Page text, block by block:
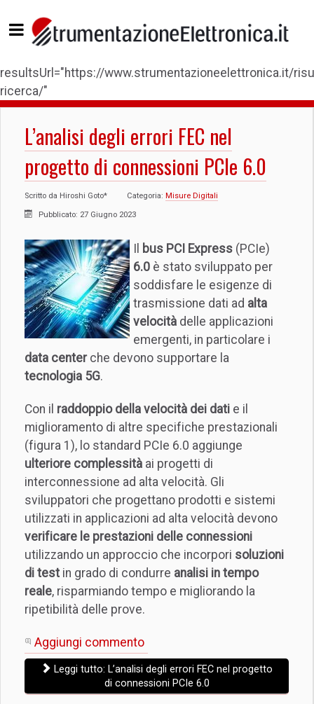
resultsUrl="https://www.strumentazioneelettronica.it/
ricerca/"
L’analisi degli errori FEC nel
progetto di connessioni PCIe 6.0
Scritto da Hiroshi Goto* Categoria: Misure Digitali
Pubblicato: 27 Giugno 2023
bus PCI Express (PCIe)
6.0 è stato sviluppato per
soddisfare le esigenze di
trasmissione dati ad alta
velocità delle applicazioni
emergenti, in particolare i
data centerche devono supportare la
tecnologia 5G.
Con il raddoppio della velocità dei dati e il
miglioramento di altre specifiche prestazionali
(figura 1), lo standard PCIe 6.0 aggiunge
ulteriore complessità ai progetti di
interconnessione ad alta velocità. Gli
sviluppatori che progettano prodotti e sistemi
utilizzati in applicazioni ad alta velocità devono
verificare le prestazioni delle connessioni
utilizzando un approccio che incorpori soluzioni
di test in grado di condurre analisi in tempo
reale, risparmiando tempo e migliorando la
ripetibilità delle prove.
Aggiungi commento
Leggi tutto: L’analisi degli errori FEC nel progetto
di connessioni PCIe 6.0